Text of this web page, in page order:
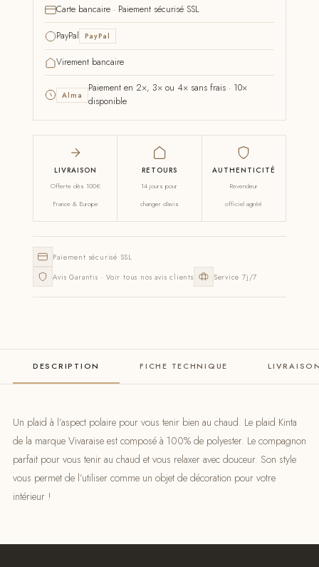
Carte bancaire · Paiement sécurisé SSL
PayPal PayPal
Virement bancaire
Alma
Paiement en 2×, 3× ou 4× sans frais · 10×
disponible
LIVRAISON
Offerte dès 100€
France & Europe
RETOURS
14 jours pour
changer d'avis
AUTHENTICITÉ
Revendeur
officiel agréé
Paiement sécurisé SSL
Avis Garantis · Voir tous nos avis clients
Service 7j/7
DESCRIPTION FICHE TECHNIQUE
Un plaid à l’aspect polaire pour vous tenir bien au chaud. Le plaid Kinta
de la marque Vivaraise est composé à 100% de polyester. Le compagnon
parfait pour vous tenir au chaud et vous relaxer avec douceur. Son style
vous permet de l’utiliser comme un objet de décoration pour votre
intérieur !